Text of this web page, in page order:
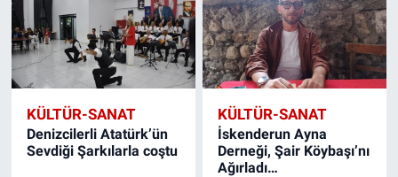
KÜLTÜR-SANAT
Denizcilerli Atatürk’ün
Sevdiği Şarkılarla coştu
KÜLTÜR-SANAT
İskenderun Ayna
Derneği, Şair Köybaşı’nı
Ağırladı…